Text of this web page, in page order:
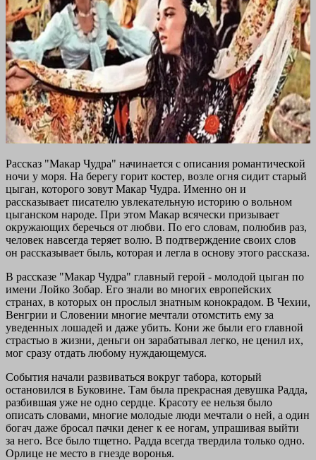
Рассказ "Макар Чудра" начинается с описания романтической
ночи у моря. На берегу горит костер, возле огня сидит старый
цыган, которого зовут Макар Чудра. Именно он и
рассказывает писателю увлекательную историю о вольном
цыганском народе. При этом Макар всячески призывает
окружающих беречься от любви. По его словам, полюбив раз,
человек навсегда теряет волю. В подтверждение своих слов
он рассказывает быль, которая и легла в основу этого рассказа.
В рассказе "Макар Чудра" главный герой - молодой цыган по
имени Лойко Зобар. Его знали во многих европейских
странах, в которых он прослыл знатным конокрадом. В Чехии,
Венгрии и Словении многие мечтали отомстить ему за
уведенных лошадей и даже убить. Кони же были его главной
страстью в жизни, деньги он зарабатывал легко, не ценил их,
мог сразу отдать любому нуждающемуся.
События начали развиваться вокруг табора, который
остановился в Буковине. Там была прекрасная девушка Радда,
разбившая уже не одно сердце. Красоту ее нельзя было
описать словами, многие молодые люди мечтали о ней, а один
богач даже бросал пачки денег к ее ногам, упрашивая выйти
за него. Все было тщетно. Радда всегда твердила только одно.
Орлице не место в гнезде воронья.